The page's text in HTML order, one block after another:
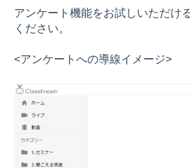
アンケート機能をお試しいただけ
ください。
<アンケートへの導線イメージ>